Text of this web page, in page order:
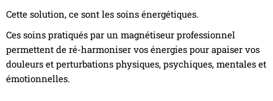
Cette solution, ce sont les soins énergétiques.
Ces soins pratiqués par un magnétiseur professionnel
permettent de ré-harmoniser vos énergies pour apaiser vos
douleurs et perturbations physiques, psychiques, mentales et
émotionnelles.